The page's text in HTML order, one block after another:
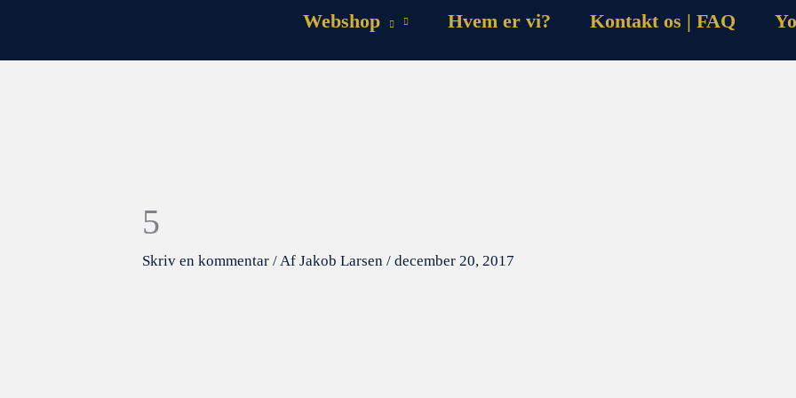
Webshop Hvem er vi? Kontakt os | FAQ
5
Skriv en kommentar / AfJakob Larsen/december 20, 2017